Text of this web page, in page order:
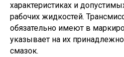
характеристиках и
рабочих жидкостей.
обязательно имеют в
указывает на их
смазок.